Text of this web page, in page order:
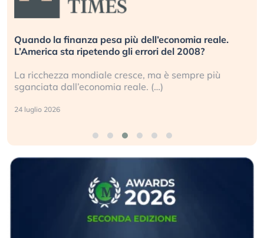
Quando la finanza pesa più dell’economia reale.
L’America sta ripetendo gli errori del 2008?
La ricchezza mondiale cresce, ma è sempre più
sganciata dall’economia reale. (…)
24 luglio 2026